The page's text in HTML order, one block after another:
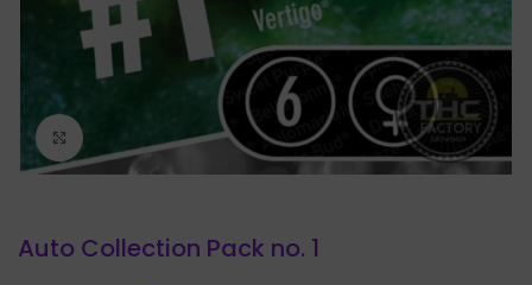
Click to enlarge
Auto Collection Pack no. 1